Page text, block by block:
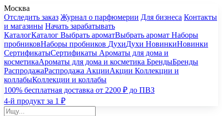
Москва
Отследить заказ Журнал о парфюмерии Для бизнеса Контакты
и магазины Начать зарабатывать
КаталогКаталог Выбрать ароматВыбрать аромат Наборы
пробниковНаборы пробников ДухиДухи НовинкиНовинки
СертификатыСертификаты Ароматы для дома и
косметикаАроматы для дома и косметика БрендыБренды
РаспродажаРаспродажа АкцииАкции Коллекции и
коллабыКоллекции и коллабы
100% бесплатная доставка от 2200 ₽ до ПВЗ
4-й продукт за 1 ₽